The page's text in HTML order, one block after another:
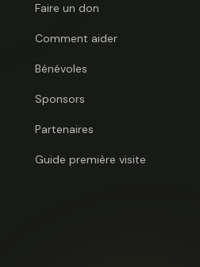
Faire un don
Comment aider
Bénévoles
Sponsors
Partenaires
Guide première visite